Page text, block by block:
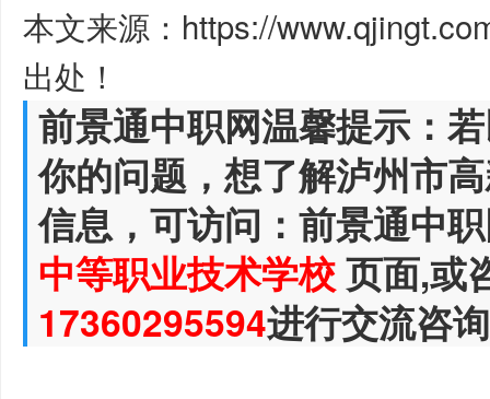
本文来源：https://
出处！
前景通中职网温馨提示：
你的问题，想了解泸州市
信息，可访问：前景通中
中等职业技术学校页面,或
17360295594进行交流咨